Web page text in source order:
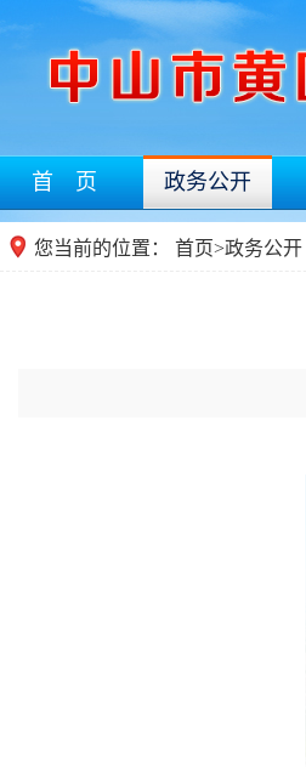
首 页 政务公开
您当前的位置： 首页>政务公开